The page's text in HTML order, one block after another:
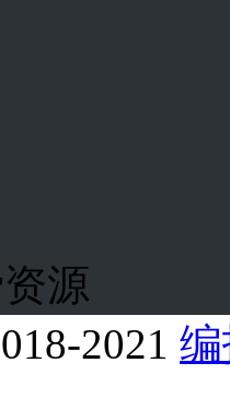
源
2021